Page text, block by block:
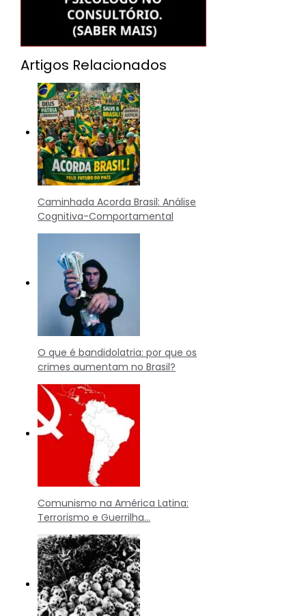
Artigos Relacionados
Caminhada Acorda Brasil: Análise
Cognitiva-Comportamental
O que é bandidolatria: por que os
crimes aumentam no Brasil?
Comunismo na América Latina:
Terrorismo e Guerrilha…